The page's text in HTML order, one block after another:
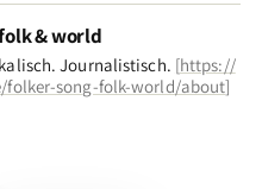
& world
Journalistisch. [https://
folker-song-folk-world/about]